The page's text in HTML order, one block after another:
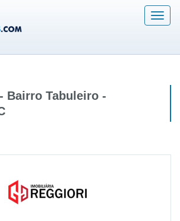
Menu
Bairro Tabuleiro -